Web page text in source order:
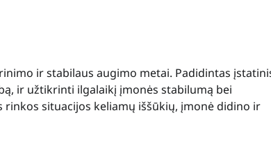
ir stabilaus augimo metai. Padidintas
ir užtikrinti ilgalaikį įmonės stabilumą bei
situacijos keliamų iššūkių, įmonė didino ir